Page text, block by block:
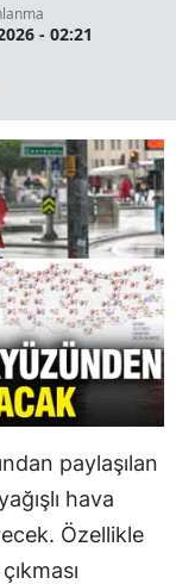
- 02:21
paylaşılan
hava
Özellikle